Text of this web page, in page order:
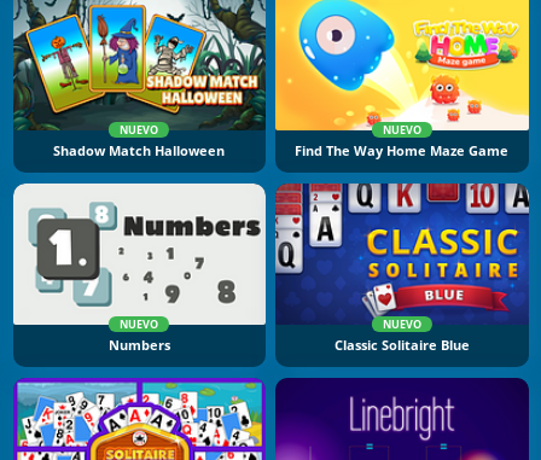
NUEVO
Shadow Match Halloween
NUEVO
Find The Way Home Maze Game
NUEVO
Numbers
NUEVO
Classic Solitaire Blue